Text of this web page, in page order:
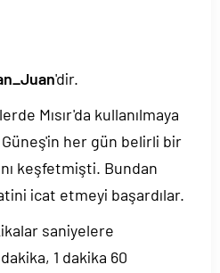
'dir.
Mısır'da kullanılmaya
Güneş'in her gün belirli bir
keşfetmişti. Bundan
icat etmeyi başardılar.
saniyelere
1 dakika 60